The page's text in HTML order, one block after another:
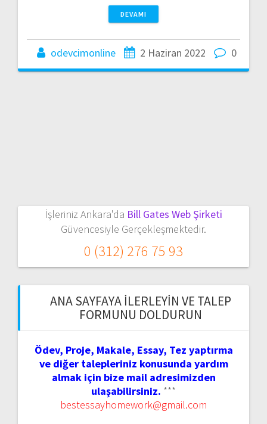
DEVAMI
odevcimonline 2 Haziran 2022 0
İşleriniz Ankara'da Bill Gates Web Şirketi
Güvencesiyle Gerçekleşmektedir.
0 (312) 276 75 93
ANA SAYFAYA İLERLEYIN VE TALEP
FORMUNU DOLDURUN
Ödev, Proje, Makale, Essay, Tez yaptırma
ve diğer talepleriniz konusunda yardım
almak için bize mail adresimizden
ulaşabilirsiniz. ***
bestessayhomework@gmail.com